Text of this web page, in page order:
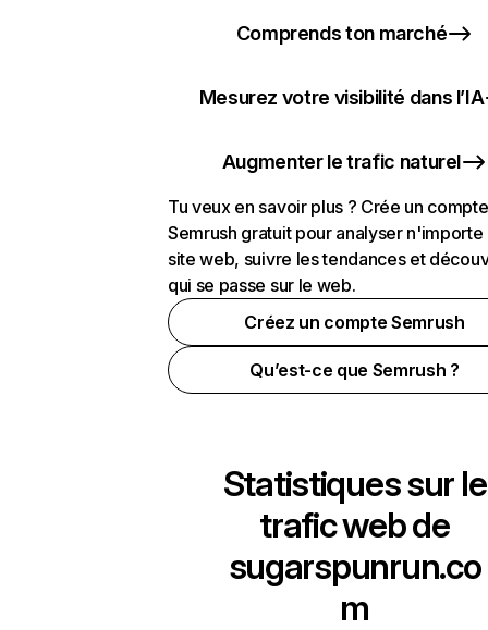
Comprends ton marché
Mesurez votre visibilité dans l’IA
Augmenter le trafic naturel
Tu veux en savoir plus ? Crée un compte
Semrush gratuit pour analyser n'importe
site web, suivre les tendances et
qui se passe sur le web.
Créez un compte Semrush
Qu’est-ce que Semrush ?
Statistiques sur le
trafic web de
sugarspunrun.co
m